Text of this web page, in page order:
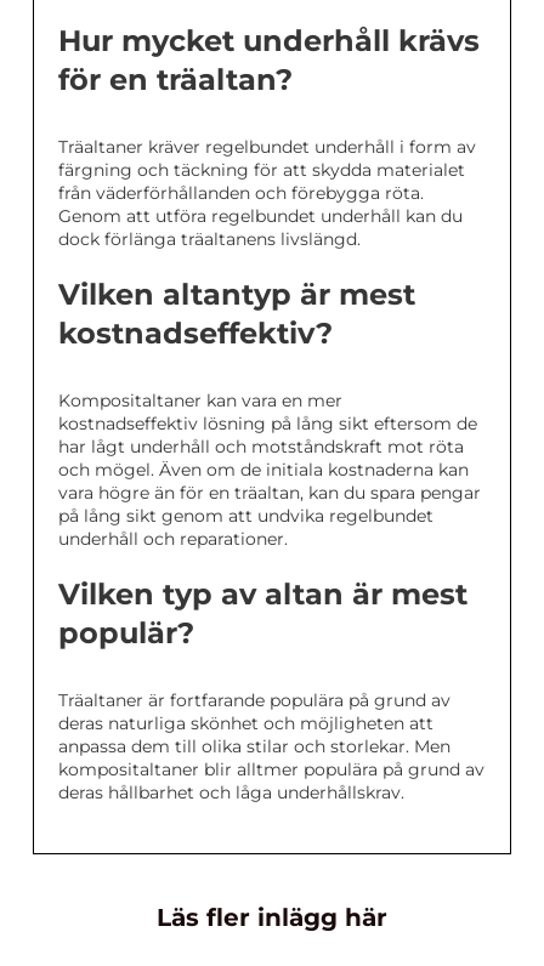
Hur mycket underhåll krävs
för en träaltan?
Träaltaner kräver regelbundet underhåll i form av
färgning och täckning för att skydda materialet
från väderförhållanden och förebygga röta.
Genom att utföra regelbundet underhåll kan du
dock förlänga träaltanens livslängd.
Vilken altantyp är mest
kostnadseffektiv?
Kompositaltaner kan vara en mer
kostnadseffektiv lösning på lång sikt eftersom de
har lågt underhåll och motståndskraft mot röta
och mögel. Även om de initiala kostnaderna kan
vara högre än för en träaltan, kan du spara pengar
på lång sikt genom att undvika regelbundet
underhåll och reparationer.
Vilken typ av altan är mest
populär?
Träaltaner är fortfarande populära på grund av
deras naturliga skönhet och möjligheten att
anpassa dem till olika stilar och storlekar. Men
kompositaltaner blir alltmer populära på grund av
deras hållbarhet och låga underhållskrav.
Läs fler inlägg här